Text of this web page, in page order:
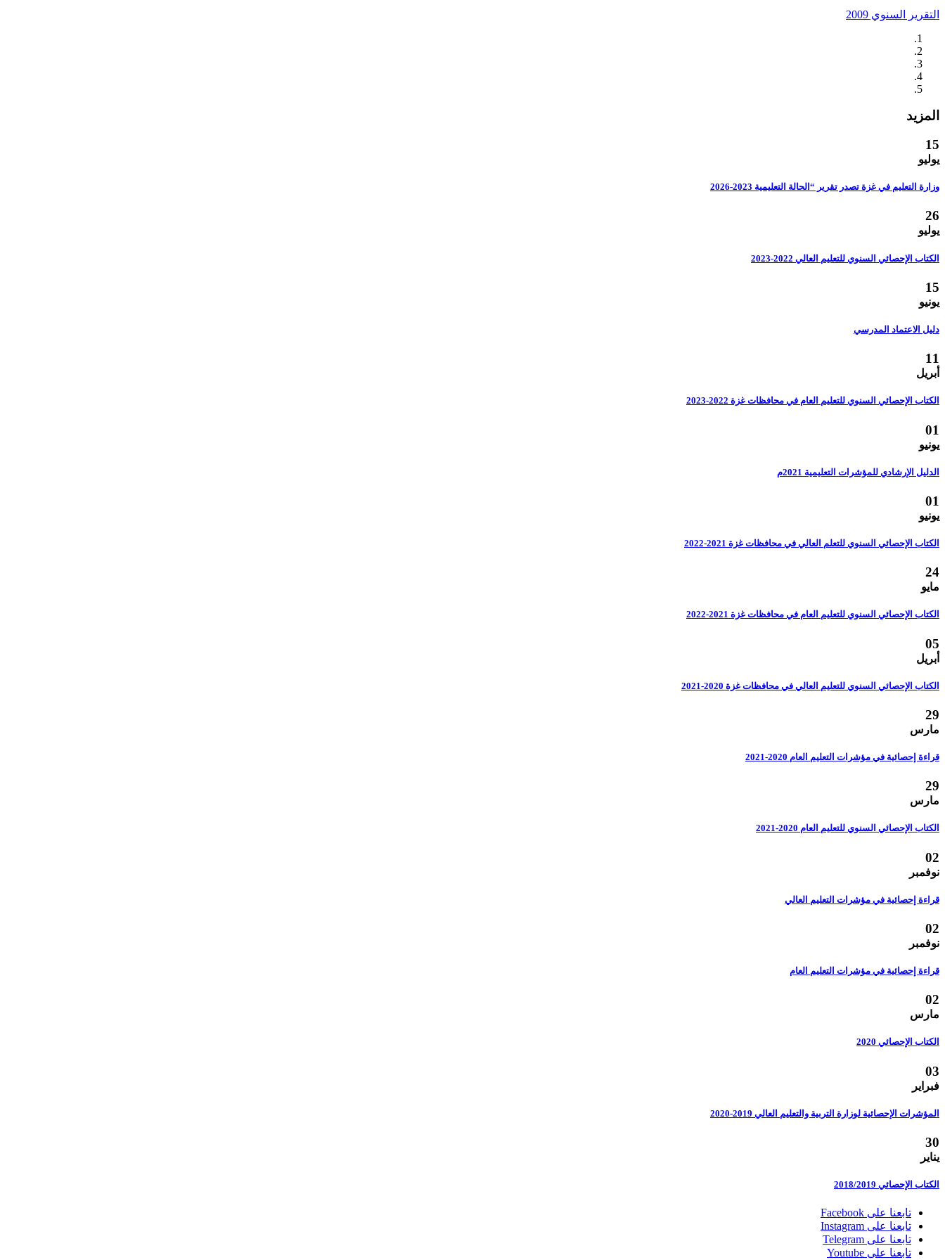
التقرير السنوي 2009
المزيد
15
يوليو
وزارة التعليم في غزة تصدر تقرير “الحالة التعليمية 2023-2026
26
يوليو
الكتاب الإحصائي السنوي للتعليم العالي 2022-2023
15
يونيو
دليل الاعتماد المدرسي
11
أبريل
الكتاب الإحصائي السنوي للتعليم العام في محافظات غزة 2022-2023
01
يونيو
الدليل الإرشادي للمؤشرات التعليمية 2021م
01
يونيو
الكتاب الإحصائي السنوي للتعلم العالي في محافظات غزة 2021-2022
24
مايو
الكتاب الإحصائي السنوي للتعليم العام في محافظات غزة 2021-2022
05
أبريل
الكتاب الإحصائي السنوي للتعليم العالي في محافظات غزة 2020-2021
29
مارس
قراءة إحصائية في مؤشرات التعليم العام 2020-2021
29
مارس
الكتاب الإحصائي السنوي للتعليم العام 2020-2021
02
نوفمبر
قراءة إحصائية في مؤشرات التعليم العالي
02
نوفمبر
قراءة إحصائية في مؤشرات التعليم العام
02
مارس
الكتاب الإحصائي 2020
03
فبراير
المؤشرات الإحصائية لوزارة التربية والتعليم العالي 2019-2020
30
يناير
الكتاب الإحصائي 2018/2019
تابعنا على Facebook
تابعنا على Instagram
تابعنا على Telegram
تابعنا على Youtube